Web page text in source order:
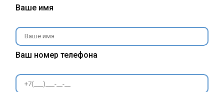
Ваше имя
Ваш номер телефона